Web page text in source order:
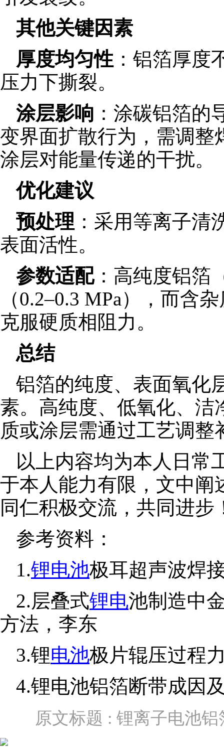
其他关键因素
厚度均匀性 ：铝箔厚度
压力下撕裂。
涂层影响 ：涂碳铝箔的
变界面扩散行为，需调整
涂层对能量传递的干扰。
优化建议
预处理 ：采用等离子清
表面活性。
参数适配：高纯度铝箔
（0.2–0.3 MPa），而含
克服硬质相阻力。
总结
铝箔的纯度、表面氧化
素。高纯度、低氧化、洁
质或涂层需通过工艺调整
以上内容均为本人日常
于本人能力有限，文中阐
同仁积极交流，共同进步
参考资料：
1.锂电池极耳超声波焊
2.层叠式锂电池制造中
方法，李东
3.锂电池极片辊压过程
4.锂电池铝箔断带成因
原文标题 : 锂离子电池